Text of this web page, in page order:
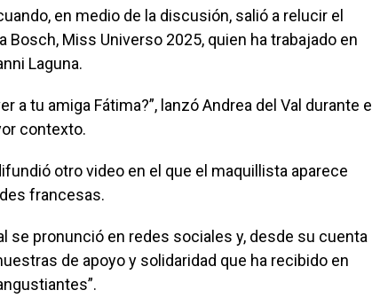
en medio de la discusión, salió a relucir el
Bosch, Miss Universo 2025, quien ha trabajado en
Laguna.
a tu amiga Fátima?”, lanzó Andrea del Val durante el
contexto.
otro video en el que el maquillista aparece
francesas.
se pronunció en redes sociales y, desde su cuenta
de apoyo y solidaridad que ha recibido en